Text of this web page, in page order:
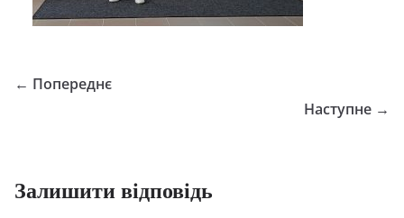
← Попереднє
Наступне →
Залишити відповідь